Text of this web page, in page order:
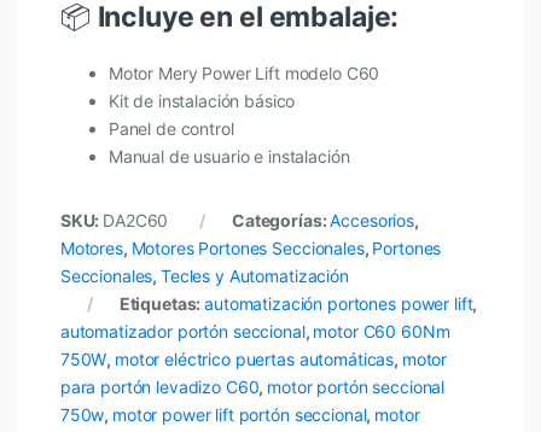
📦 Incluye en el embalaje:
Motor Mery Power Lift modelo C60
Kit de instalación básico
Panel de control
Manual de usuario e instalación
SKU: DA2C60 Categorías:Accesorios,
Motores, Motores Portones Seccionales, Portones
Seccionales,Tecles y Automatización
Etiquetas:automatización portones power lift,
automatizador portón seccional, motor C60 60Nm
750W, motor eléctrico puertas automáticas, motor
para portón levadizo C60, motor portón seccional
750w, motor power lift portón seccional, motor